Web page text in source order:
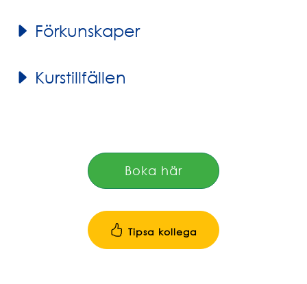
Förkunskaper
Kurstillfällen
Boka här
Tipsa kollega